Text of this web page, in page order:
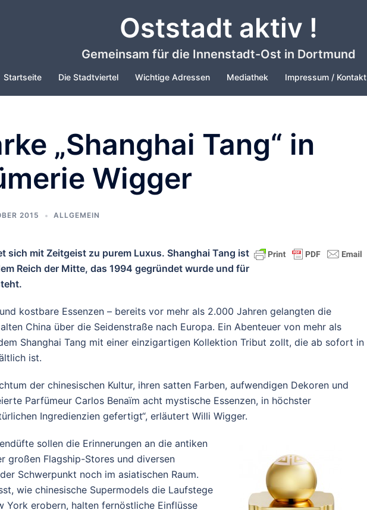
Oststadt aktiv !
Gemeinsam für die Innenstadt-Ost in Dortmund
Startseite Die Stadtviertel Wichtige Adressen Mediathek Impressum / Kontakt
„Shanghai Tang“ in
Wigger
2015 ALLGEMEIN
sich mit Zeitgeist zu purem Luxus. Shanghai Tang ist
Reich der Mitte, das 1994 gegründet wurde und für
kostbare Essenzen – bereits vor mehr als 2.000 Jahren gelangten die
China über die Seidenstraße nach Europa. Ein Abenteuer von mehr als
Shanghai Tang mit einer einzigartigen Kollektion Tribut zollt, die ab sofort in
ist.
der chinesischen Kultur, ihren satten Farben, aufwendigen Dekoren und
Parfümeur Carlos Benaïm acht mystische Essenzen, in höchster
Ingredienzien gefertigt“, erläutert Willi Wigger.
sollen die Erinnerungen an die antiken
großen Flagship-Stores und diversen
Schwerpunkt noch im asiatischen Raum.
wie chinesische Supermodels die Laufstege
York erobern, halten fernöstliche Einflüsse